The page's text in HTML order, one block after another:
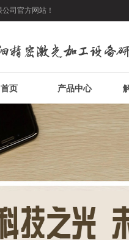
司官方网站！
首页 产品中心